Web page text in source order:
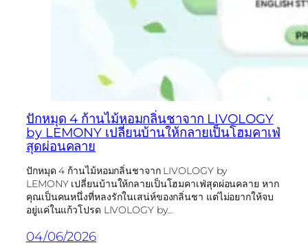
ปักหมุด 4 ก้านไม้หอมกลิ่นชาจาก LIVOLOGY
by LEMONY เปลี่ยนบ้านให้กลายเป็นโฮมคาเฟ่
สุดผ่อนคลาย
ปักหมุด 4 ก้านไม้หอมกลิ่นชาจาก LIVOLOGY by
LEMONY เปลี่ยนบ้านให้กลายเป็นโฮมคาเฟ่สุดผ่อนคลาย หาก
คุณเป็นคนหนึ่งที่หลงรักในเสน่ห์ของกลิ่นชา แต่ไม่อยากให้จบ
อยู่แค่ในแก้วโปรด LIVOLOGY by…
04/06/2026